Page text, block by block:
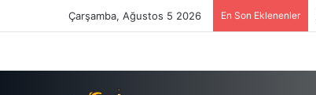
Çarşamba, Ağustos 5 2026 En Son Eklenenler